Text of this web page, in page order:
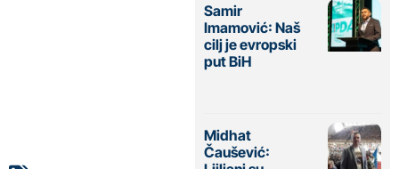
Samir
Imamović: Naš
cilj je evropski
put BiH
Midhat
Čaušević: